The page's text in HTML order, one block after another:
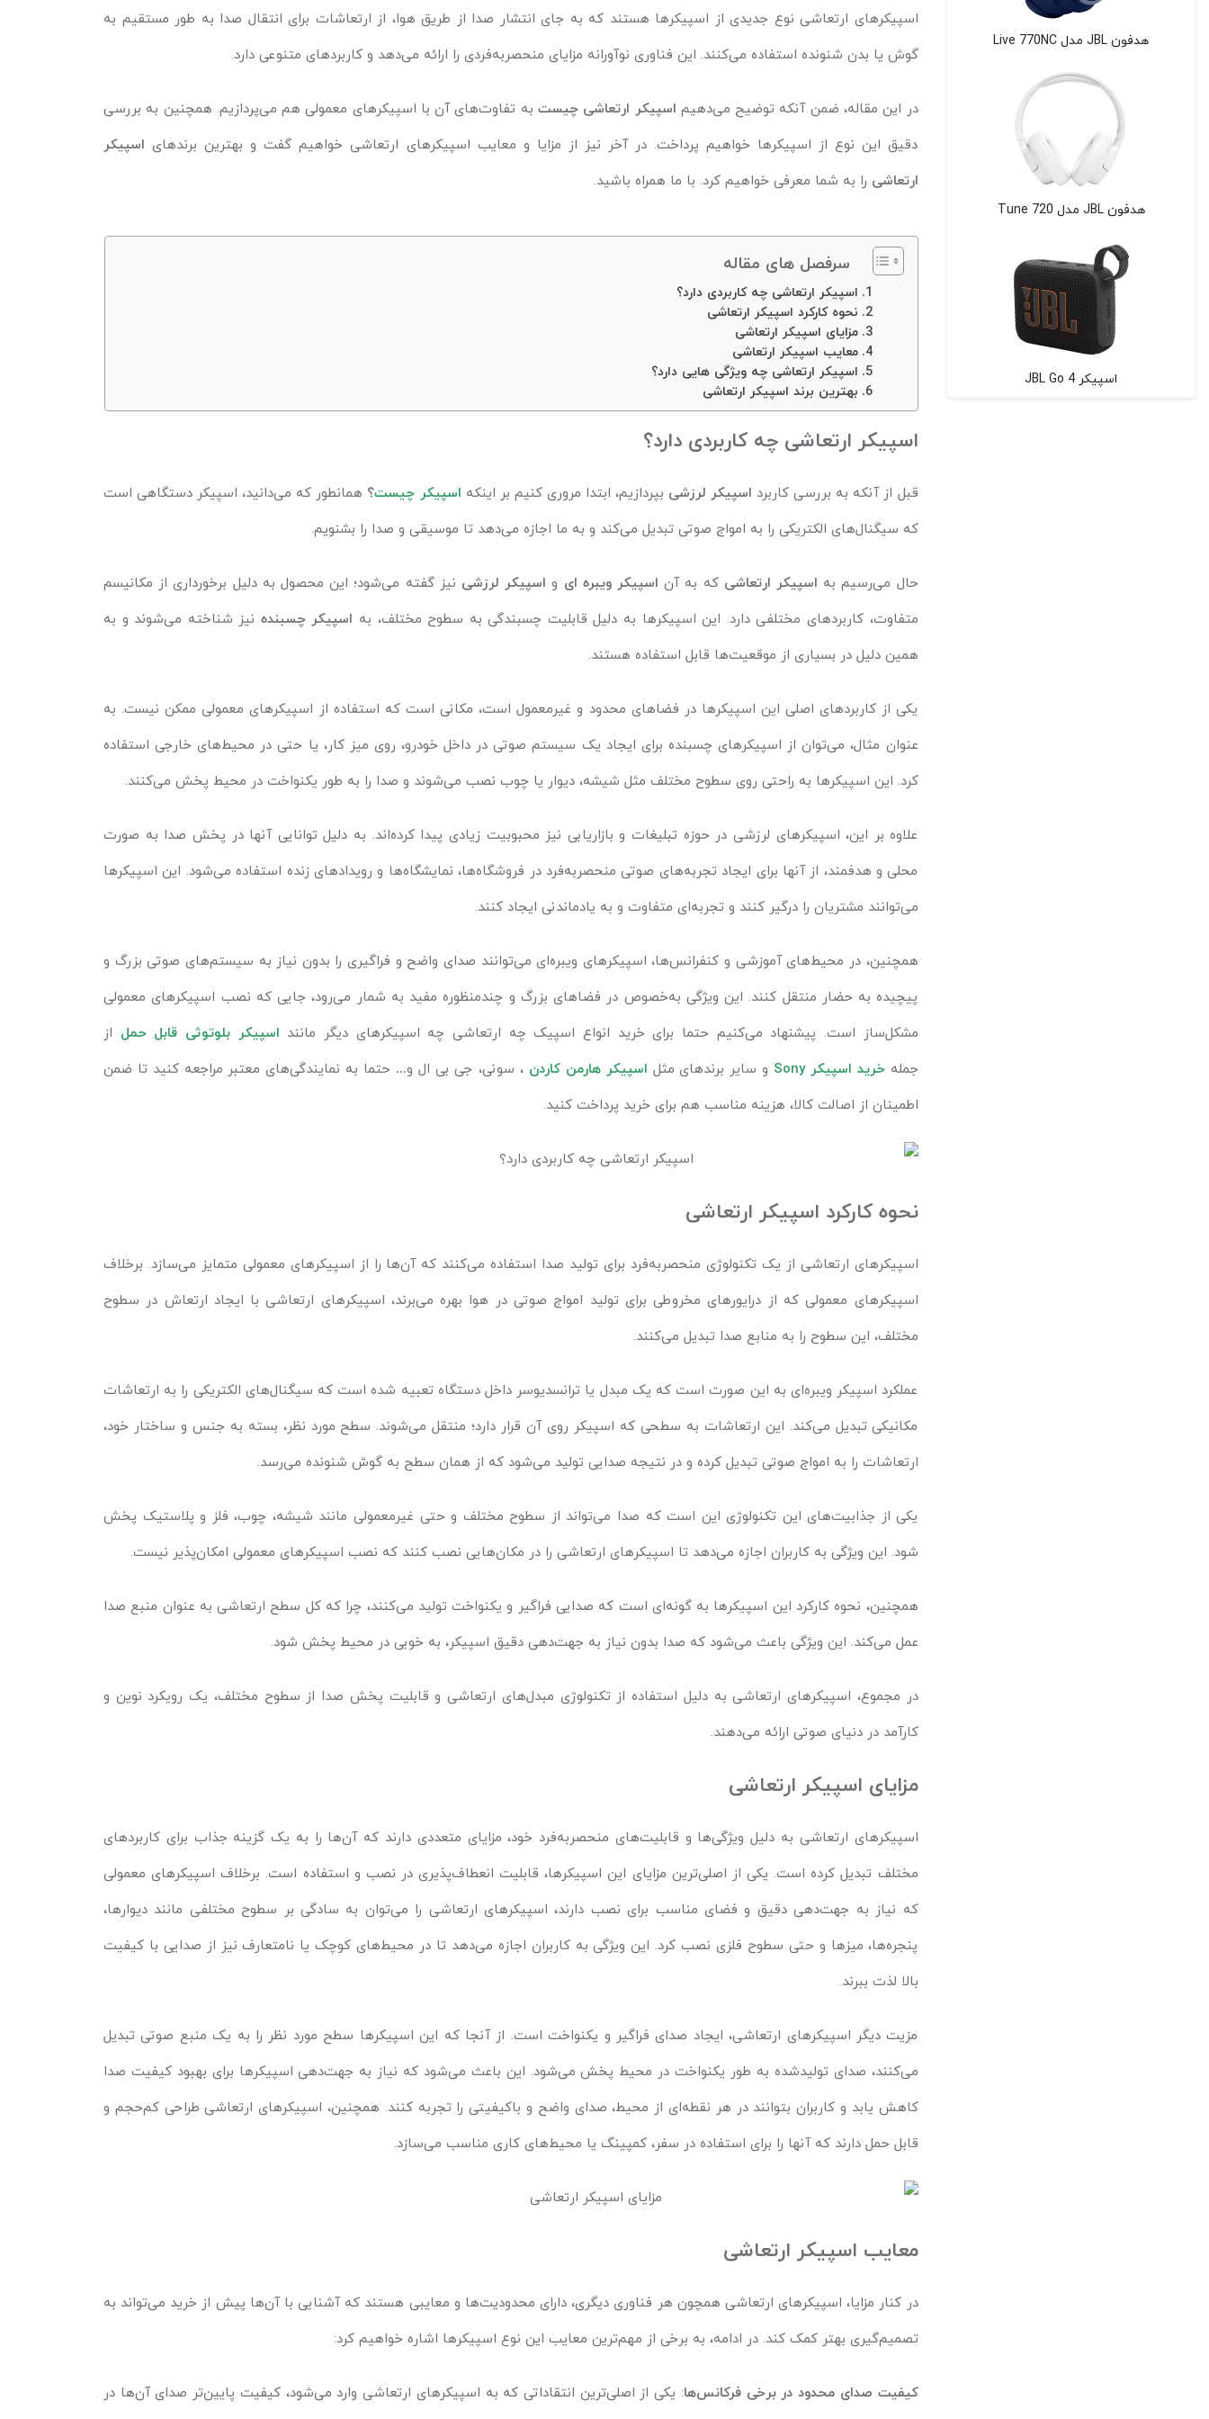
اسپیکرهای ارتعاشی نوع جدیدی از اسپیکرها هستند که به جای انتشار صدا از طریق هوا، از ارتعاشات برای انتقال صدا به طور مستقیم به
گوش یا بدن شنونده استفاده می‌کنند. این فناوری نوآورانه مزایای منحصربه‌فردی را ارائه می‌دهد و کاربردهای متنوعی دارد.
در این مقاله، ضمن آنکه توضیح می‌دهیم اسپیکر ارتعاشی چیستبه تفاوت‌های آن با اسپیکرهای معمولی هم می‌پردازیم. همچنین به بررسی
دقیق این نوع از اسپیکرها خواهیم پرداخت. در آخر نیز از مزایا و معایب اسپیکرهای ارتعاشی خواهیم گفت و بهترین برندهای اسپیکر
ارتعاشی را به شما معرفی خواهیم کرد. با ما همراه باشید.
سرفصل های مقاله
اسپیکر ارتعاشی چه کاربردی دارد؟
نحوه کارکرد اسپیکر ارتعاشی
مزایای اسپیکر ارتعاشی
معایب اسپیکر ارتعاشی
اسپیکر ارتعاشی چه ویژگی هایی دارد؟
بهترین برند اسپیکر ارتعاشی
اسپیکر ارتعاشی چه کاربردی دارد؟
قبل از آنکه به بررسی کاربرد اسپیکر لرزشی بپردازیم، ابتدا مروری کنیم بر اینکه اسپیکر چیست؟ همانطور که می‌دانید، اسپیکر دستگاهی است
که سیگنال‌های الکتریکی را به امواج صوتی تبدیل می‌کند و به ما اجازه می‌دهد تا موسیقی و صدا را بشنویم.
حال می‌رسیم به اسپیکر ارتعاشی که به آن اسپیکر ویبره ای و اسپیکر لرزشی نیز گفته می‌شود؛ این محصول به دلیل برخورداری از مکانیسم
متفاوت، کاربردهای مختلفی دارد. این اسپیکرها به دلیل قابلیت چسبندگی به سطوح مختلف، به اسپیکر چسبنده نیز شناخته می‌شوند و به
همین دلیل در بسیاری از موقعیت‌ها قابل استفاده هستند.
یکی از کاربردهای اصلی این اسپیکرها در فضاهای محدود و غیرمعمول است، مکانی است که استفاده از اسپیکرهای معمولی ممکن نیست. به
عنوان مثال، می‌توان از اسپیکرهای چسبنده برای ایجاد یک سیستم صوتی در داخل خودرو، روی میز کار، یا حتی در محیط‌های خارجی استفاده
کرد. این اسپیکرها به راحتی روی سطوح مختلف مثل شیشه، دیوار یا چوب نصب می‌شوند و صدا را به طور یکنواخت در محیط پخش می‌کنند.
علاوه بر این، اسپیکرهای لرزشی در حوزه تبلیغات و بازاریابی نیز محبوبیت زیادی پیدا کرده‌اند. به دلیل توانایی آنها در پخش صدا به صورت
محلی و هدفمند، از آنها برای ایجاد تجربه‌های صوتی منحصربه‌فرد در فروشگاه‌ها، نمایشگاه‌ها و رویدادهای زنده استفاده می‌شود. این اسپیکرها
می‌توانند مشتریان را درگیر کنند و تجربه‌ای متفاوت و به یادماندنی ایجاد کنند.
همچنین، در محیط‌های آموزشی و کنفرانس‌ها، اسپیکرهای ویبره‌ای می‌توانند صدای واضح و فراگیری را بدون نیاز به سیستم‌های صوتی بزرگ و
پیچیده به حضار منتقل کنند. این ویژگی به‌خصوص در فضاهای بزرگ و چندمنظوره مفید به شمار می‌رود، جایی که نصب اسپیکرهای معمولی
مشکل‌ساز است. پیشنهاد می‌کنیم حتما برای خرید انواع اسپیک چه ارتعاشی چه اسپیکرهای دیگر مانند اسپیکر بلوتوثی قابل حمل از
جمله خرید اسپیکرSony و سایر برندهای مثل اسپیکر هارمن کاردن ، سونی، جی بی ال و… حتما به نمایندگی‌های معتبر مراجعه کنید تا ضمن
اطمینان از اصالت کالا، هزینه مناسب هم برای خرید پرداخت کنید.
نحوه کارکرد اسپیکر ارتعاشی
اسپیکرهای ارتعاشی از یک تکنولوژی منحصربه‌فرد برای تولید صدا استفاده می‌کنند که آن‌ها را از اسپیکرهای معمولی متمایز می‌سازد. برخلاف
اسپیکرهای معمولی که از درایورهای مخروطی برای تولید امواج صوتی در هوا بهره می‌برند، اسپیکرهای ارتعاشی با ایجاد ارتعاش در سطوح
مختلف، این سطوح را به منابع صدا تبدیل می‌کنند.
عملکرد اسپیکر ویبره‌ای به این صورت است که یک مبدل یا ترانسدیوسر داخل دستگاه تعبیه شده است که سیگنال‌های الکتریکی را به ارتعاشات
مکانیکی تبدیل می‌کند. این ارتعاشات به سطحی که اسپیکر روی آن قرار دارد؛ منتقل می‌شوند. سطح مورد نظر، بسته به جنس و ساختار خود،
ارتعاشات را به امواج صوتی تبدیل کرده و در نتیجه صدایی تولید می‌شود که از همان سطح به گوش شنونده می‌رسد.
یکی از جذابیت‌های این تکنولوژی این است که صدا می‌تواند از سطوح مختلف و حتی غیرمعمولی مانند شیشه، چوب، فلز و پلاستیک پخش
شود. این ویژگی به کاربران اجازه می‌دهد تا اسپیکرهای ارتعاشی را در مکان‌هایی نصب کنند که نصب اسپیکرهای معمولی امکان‌پذیر نیست.
همچنین، نحوه کارکرد این اسپیکرها به گونه‌ای است که صدایی فراگیر و یکنواخت تولید می‌کنند، چرا که کل سطح ارتعاشی به عنوان منبع صدا
عمل می‌کند. این ویژگی باعث می‌شود که صدا بدون نیاز به جهت‌دهی دقیق اسپیکر، به خوبی در محیط پخش شود.
در مجموع، اسپیکرهای ارتعاشی به دلیل استفاده از تکنولوژی مبدل‌های ارتعاشی و قابلیت پخش صدا از سطوح مختلف، یک رویکرد نوین و
کارآمد در دنیای صوتی ارائه می‌دهند.
مزایای اسپیکر ارتعاشی
اسپیکرهای ارتعاشی به دلیل ویژگی‌ها و قابلیت‌های منحصربه‌فرد خود، مزایای متعددی دارند که آن‌ها را به یک گزینه جذاب برای کاربردهای
مختلف تبدیل کرده است. یکی از اصلی‌ترین مزایای این اسپیکرها، قابلیت انعطاف‌پذیری در نصب و استفاده است. برخلاف اسپیکرهای معمولی
که نیاز به جهت‌دهی دقیق و فضای مناسب برای نصب دارند، اسپیکرهای ارتعاشی را می‌توان به سادگی بر سطوح مختلفی مانند دیوارها،
پنجره‌ها، میزها و حتی سطوح فلزی نصب کرد. این ویژگی به کاربران اجازه می‌دهد تا در محیط‌های کوچک یا نامتعارف نیز از صدایی با کیفیت
بالا لذت ببرند.
مزیت دیگر اسپیکرهای ارتعاشی، ایجاد صدای فراگیر و یکنواخت است. از آنجا که این اسپیکرها سطح مورد نظر را به یک منبع صوتی تبدیل
می‌کنند، صدای تولیدشده به طور یکنواخت در محیط پخش می‌شود. این باعث می‌شود که نیاز به جهت‌دهی اسپیکرها برای بهبود کیفیت صدا
کاهش یابد و کاربران بتوانند در هر نقطه‌ای از محیط، صدای واضح و باکیفیتی را تجربه کنند. همچنین، اسپیکرهای ارتعاشی طراحی کم‌حجم و
قابل حمل دارند که آنها را برای استفاده در سفر، کمپینگ یا محیط‌های کاری مناسب می‌سازد.
معایب اسپیکر ارتعاشی
در کنار مزایا، اسپیکرهای ارتعاشی همچون هر فناوری دیگری، دارای محدودیت‌ها و معایبی هستند که آشنایی با آن‌ها پیش از خرید می‌تواند به
تصمیم‌گیری بهتر کمک کند. در ادامه، به برخی از مهم‌ترین معایب این نوع اسپیکرها اشاره خواهیم کرد:
کیفیت صدای محدود در برخی فرکانس‌ها: یکی از اصلی‌ترین انتقاداتی که به اسپیکرهای ارتعاشی وارد می‌شود، کیفیت پایین‌تر صدای آن‌ها در
هدفون JBL مدل Live 770NC
هدفون JBL مدل Tune 720
اسپیکر JBL Go 4